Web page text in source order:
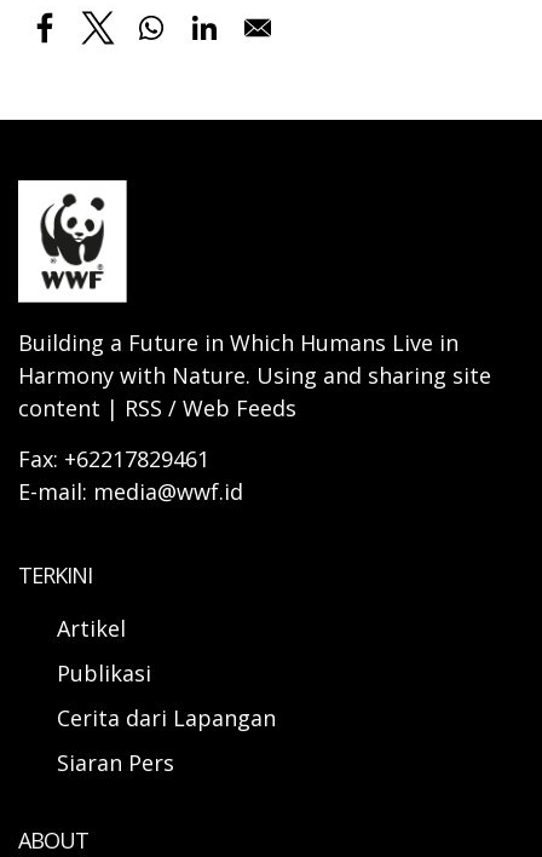
Building a Future in Which Humans Live in
Harmony with Nature. Using and sharing site
content | RSS / Web Feeds
Fax: +62217829461
E-mail: media@wwf.id
TERKINI
Artikel
Publikasi
Cerita dari Lapangan
Siaran Pers
ABOUT